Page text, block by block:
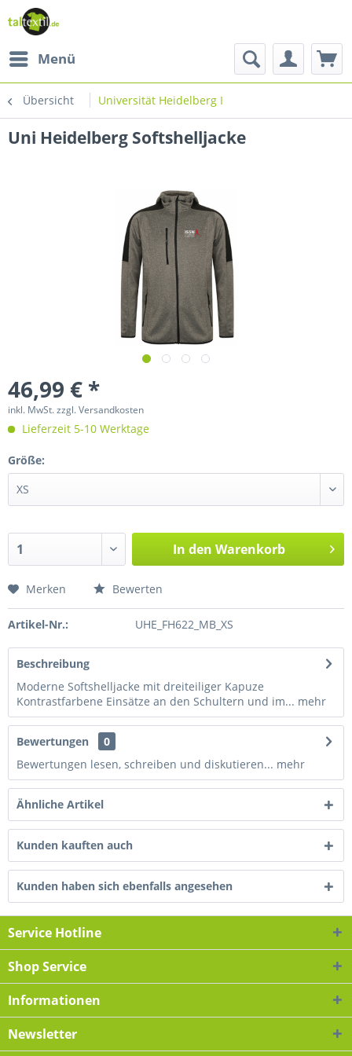
Menü
Übersicht Universität Heidelberg I
Uni Heidelberg Softshelljacke
46,99 € *
inkl. MwSt.zzgl. Versandkosten
Lieferzeit 5-10 Werktage
Größe:
In den Warenkorb
Merken Bewerten
Artikel-Nr.: UHE_FH622_MB_XS
Beschreibung
Moderne Softshelljacke mit dreiteiliger Kapuze
Kontrastfarbene Einsätze an den Schultern und im... mehr
Bewertungen
0
Bewertungen lesen, schreiben und diskutieren... mehr
Ähnliche Artikel
Kunden kauften auch
Kunden haben sich ebenfalls angesehen
Service Hotline
Shop Service
Informationen
Newsletter